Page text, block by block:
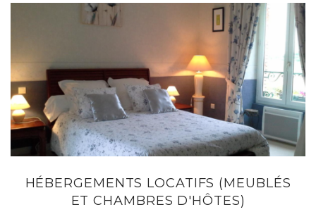
HÉBERGEMENTS LOCATIFS (MEUBLÉS
ET CHAMBRES D'HÔTES)